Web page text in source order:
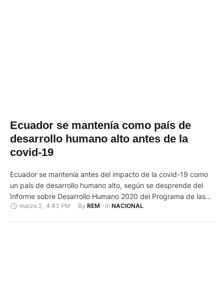
Ecuador se mantenía como país de
desarrollo humano alto antes de la
covid-19
Ecuador se mantenía antes del impacto de la covid-19 como
un país de desarrollo humano alto, según se desprende del
Informe sobre Desarrollo Humano 2020 del Programa de las
Naciones Unidas para el Desarrollo (PNUD), dado a conocer
marzo 2 4:43 PM By REM In NACIONAL